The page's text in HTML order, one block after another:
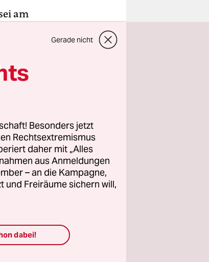
am
in
Gerade nicht
Besonders jetzt
Rechtsextremismus
daher mit „Alles
aus Anmeldungen
– an die Kampagne,
und Freiräume sichern will,
dabei!